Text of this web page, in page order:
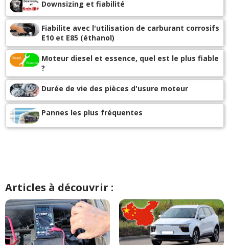
Downsizing et fiabilité
Fiabilite avec l'utilisation de carburant corrosifs
E10 et E85 (éthanol)
Moteur diesel et essence, quel est le plus fiable
?
Durée de vie des pièces d'usure moteur
Pannes les plus fréquentes
Articles à découvrir :